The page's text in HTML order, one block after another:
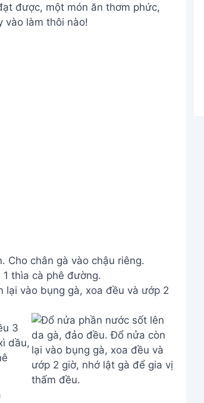
được, một món ăn thơm phức,
vào làm thôi nào!
Cho chân gà vào chậu riêng.
thìa cà phê đường.
vào bụng gà, xoa đều và ướp 2